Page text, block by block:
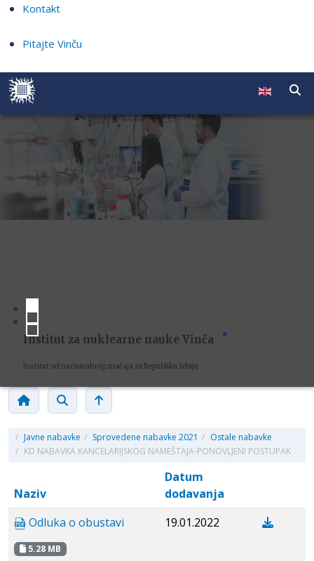
Kontakt
Pitajte Vinču
Institut za nuklearne nauke Vinča
Institut od nacionalnog značaja za Republiku Srbiju
/ Javne nabavke / Sprovedene nabavke 2021 / Ostale nabavke
/ KD NABAVKA KANCELARIJSKOG NAMEŠTAJA-PONOVLJENI POSTUPAK
Naziv
Datum
dodavanja
Odluka o obustavi
5.28 MB
19.01.2022